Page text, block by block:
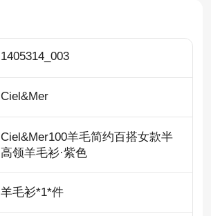
1405314_003
Ciel&Mer
Ciel&Mer100羊毛简约百搭女款半
高领羊毛衫·紫色
羊毛衫*1*件